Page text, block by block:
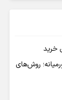
خرید
روش‌های